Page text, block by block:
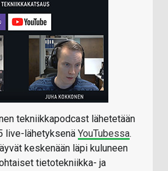
tekniikkapodcast lähetetään
live-lähetyksenä YouTubessa.
keskenään läpi kuluneen
tietotekniikka- ja